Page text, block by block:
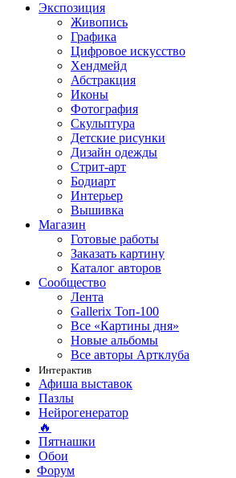
Экспозиция
Живопись
Графика
Цифровое искусство
Хендмейд
Абстракция
Иконы
Фотография
Скульптура
Детские рисунки
Дизайн одежды
Стрит-арт
Бодиарт
Интерьер
Вышивка
Магазин
Готовые работы
Заказать картину
Каталог авторов
Сообщество
Лента
Gallerix Топ-100
Все «Картины дня»
Новые альбомы
Все авторы Артклуба
Интерактив
Афиша выставок
Пазлы
Нейрогенератор
🔥
Пятнашки
Обои
Форум